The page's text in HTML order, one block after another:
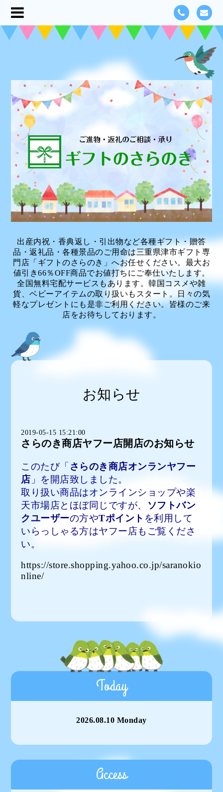
出産内祝・香典返し・引出物など各種ギフト・贈答
品・返礼品・各種景品のご用命は三重県津市ギフト専
門店「ギフトのさらのき」へお任せください。最大お
値引き66％OFF商品でお値打ちにご奉仕いたします。
全国無料宅配サービスもあります。韓国コスメや雑
貨、ベビーアイテムの取り扱いもスタート。日々の気
軽なプレゼントにも是非ご利用ください。皆様のご来
店をお待ちしております。
お知らせ
2019-05-15 15:21:00
さらのき商店ヤフー店開店のお知らせ
このたび「 さらのき商店オンランヤフー
店 」を開店致しました。
取り扱い商品はオンラインショップや楽
天市場店とほぼ同じですが、 ソフトバン
クユーザーの方やTポイント を利用して
いらっしゃる方はヤフー店もご覧くださ
い。
https://store.shopping.yahoo.co.jp/saranokio
nline/
Today
2026.08.10 Monday
Access